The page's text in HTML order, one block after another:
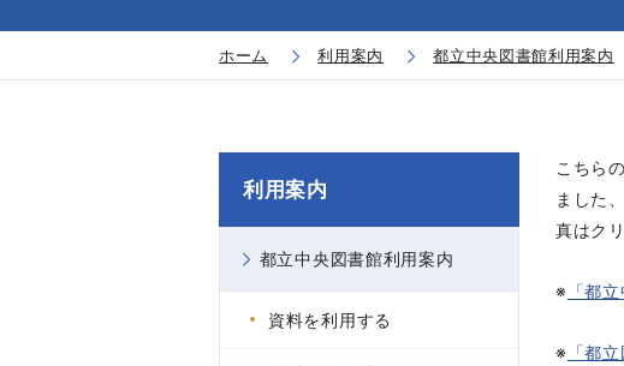
ホーム 利用案内 都立中央図書館利用案内
こちら
ました
真はク
※ 「都
※ 「都
利用案内
都立中央図書館利用案内
資料を利用する